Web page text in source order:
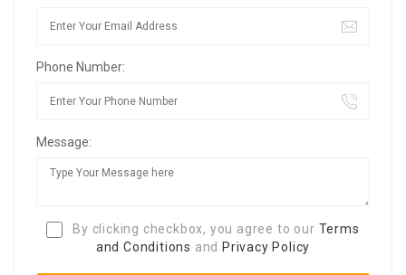
Phone Number:
Message:
By clicking checkbox, you agree to our Terms
and Conditions and Privacy Policy